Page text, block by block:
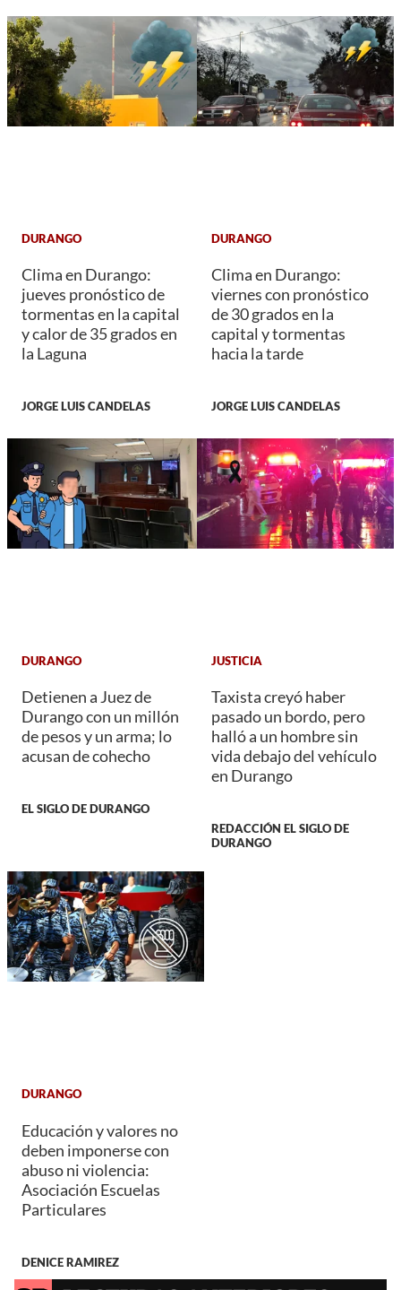
DURANGO
Clima en Durango:
jueves pronóstico de
tormentas en la capital
y calor de 35 grados en
la Laguna
JORGE LUIS CANDELAS
DURANGO
Clima en Durango:
viernes con pronóstico
de 30 grados en la
capital y tormentas
hacia la tarde
JORGE LUIS CANDELAS
DURANGO
Detienen a Juez de
Durango con un millón
de pesos y un arma; lo
acusan de cohecho
EL SIGLO DE DURANGO
JUSTICIA
Taxista creyó haber
pasado un bordo, pero
halló a un hombre sin
vida debajo del vehículo
en Durango
REDACCIÓN EL SIGLO DE
DURANGO
DURANGO
Educación y valores no
deben imponerse con
abuso ni violencia:
Asociación Escuelas
Particulares
DENICE RAMIREZ